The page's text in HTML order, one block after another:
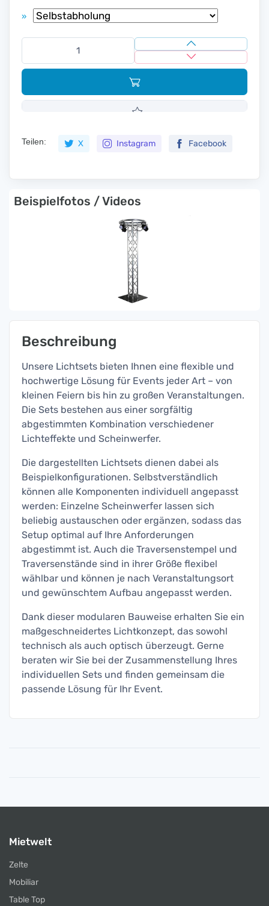
»
Teilen: X Instagram Facebook
Beispielfotos / Videos
Beschreibung
Unsere Lichtsets bieten Ihnen eine flexible und
hochwertige Lösung für Events jeder Art – von
kleinen Feiern bis hin zu großen Veranstaltungen.
Die Sets bestehen aus einer sorgfältig
abgestimmten Kombination verschiedener
Lichteffekte und Scheinwerfer.
Die dargestellten Lichtsets dienen dabei als
Beispielkonfigurationen. Selbstverständlich
können alle Komponenten individuell angepasst
werden: Einzelne Scheinwerfer lassen sich
beliebig austauschen oder ergänzen, sodass das
Setup optimal auf Ihre Anforderungen
abgestimmt ist. Auch die Traversenstempel und
Traversenstände sind in ihrer Größe flexibel
wählbar und können je nach Veranstaltungsort
und gewünschtem Aufbau angepasst werden.
Dank dieser modularen Bauweise erhalten Sie ein
maßgeschneidertes Lichtkonzept, das sowohl
technisch als auch optisch überzeugt. Gerne
beraten wir Sie bei der Zusammenstellung Ihres
individuellen Sets und finden gemeinsam die
passende Lösung für Ihr Event.
Mietwelt
Zelte
Mobiliar
Table Top